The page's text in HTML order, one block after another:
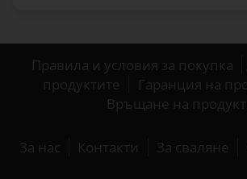
Правила и условия за покупка
продуктите
Гаранция на
Връщане на
За нас Контакти За сваляне